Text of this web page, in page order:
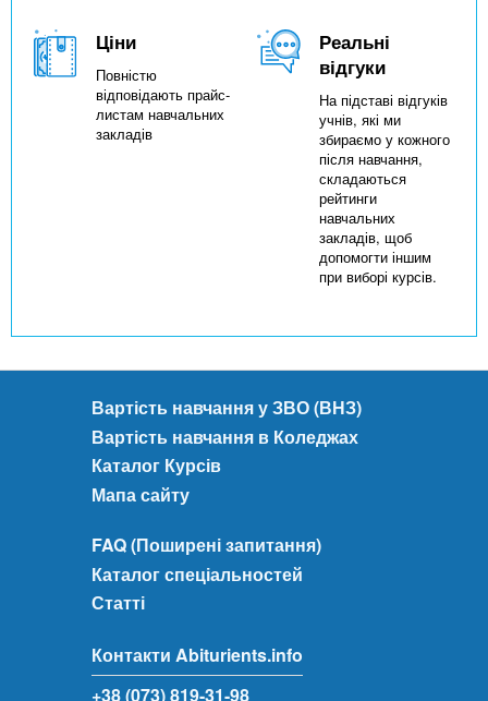
Ціни
Повністю
відповідають прайс-
листам навчальних
закладів
Реальні
відгуки
На підставі відгуків
учнів, які ми
збираємо у кожного
після навчання,
складаються
рейтинги
навчальних
закладів, щоб
допомогти іншим
при виборі курсів.
Вартість навчання у ЗВО (ВНЗ)
Вартість навчання в Коледжах
Каталог Курсів
Мапа сайту
FAQ (Поширені запитання)
Каталог спеціальностей
Статті
Контакти Abiturients.info
+38 (073) 819-31-98